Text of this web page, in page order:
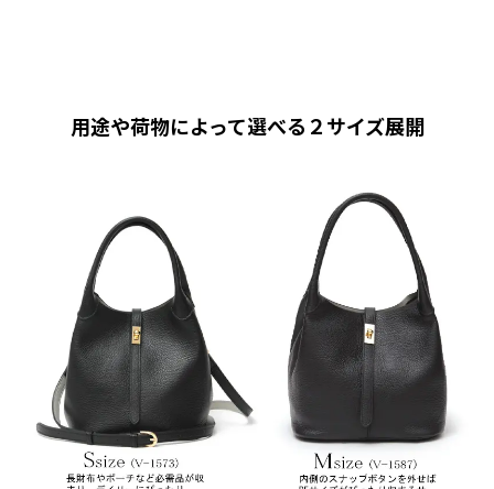
用途や荷物によって選べる２サイズ展開